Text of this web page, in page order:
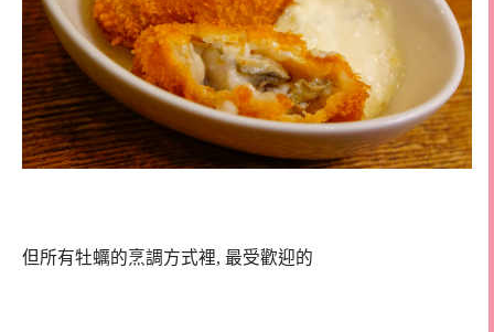
但所有牡蠣的烹調方式裡, 最受歡迎的